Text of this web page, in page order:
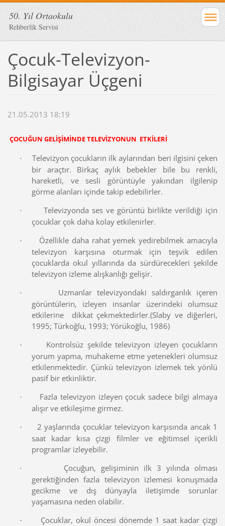
50. Yıl Ortaokulu
Rehberlik Servisi
Çocuk-Televizyon-
Bilgisayar Üçgeni
21.05.2013 18:19
ÇOCUĞUN GELİŞİMİNDE TELEVİZYONUN ETKİLERİ
·
Televizyon çocukların ilk aylarından beri ilgisini çeken
bir araçtır. Birkaç aylık bebekler bile bu renkli,
hareketli, ve sesli görüntüyle yakından ilgilenip
görme alanları içinde takip edebilirler.
·
Televizyonda ses ve görüntü birlikte verildiği için
çocuklar çok daha kolay etkilenirler.
·
Özellikle daha rahat yemek yedirebilmek amacıyla
televizyon karşısına oturmak için teşvik edilen
çocuklarda okul yıllarında da sürdürecekleri şekilde
televizyon izleme alışkanlığı gelişir.
·
Uzmanlar televizyondaki saldırganlık içeren
görüntülerin, izleyen insanlar üzerindeki olumsuz
etkilerine dikkat çekmektedirler.(Slaby ve diğerleri,
1995; Türkoğlu, 1993; Yörükoğlu, 1986)
·
Kontrolsüz şekilde televizyon izleyen çocukların
yorum yapma, muhakeme etme yetenekleri olumsuz
etkilenmektedir. Çünkü televizyon izlemek tek yönlü
pasif bir etkinliktir.
·
Fazla televizyon izleyen çocuk sadece bilgi almaya
alışır ve etkileşime girmez.
·
2 yaşlarında çocuklar televizyon karşısında ancak 1
saat kadar kısa çizgi filmler ve eğitimsel içerikli
programlar izleyebilir.
·
Çocuğun, gelişiminin ilk 3 yılında olması
gerektiğinden fazla televizyon izlemesi konuşmada
gecikme ve dış dünyayla iletişimde sorunlar
yaşamasına neden olabilir.
·
Çocuklar, okul öncesi dönemde 1 saat kadar çizgi